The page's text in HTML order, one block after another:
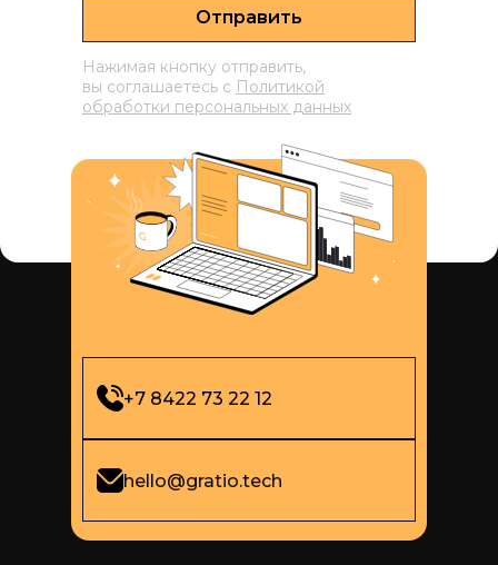
Отправить
Нажимая кнопку отправить,
вы соглашаетесь с Политикой
обработки персональных данных
+7 8422 73 22 12
hello@gratio.tech